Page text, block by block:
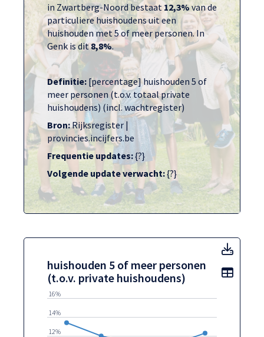
in Zwartberg-Noord bestaat 12,3%van de
particuliere huishoudens uit een
huishouden met 5 of meer personen. In
Genk is dit8,8%.
Definitie: [percentage] huishouden 5 of
meer personen (t.o.v. totaal private
huishoudens) (incl. wachtregister)
Bron:Rijksregister |
provincies.incijfers.be
Frequentie updates:{?}
Volgende update verwacht:{?}
huishouden 5 of meer personen
(t.o.v. private huishoudens)
12%
14%
16%
Toon